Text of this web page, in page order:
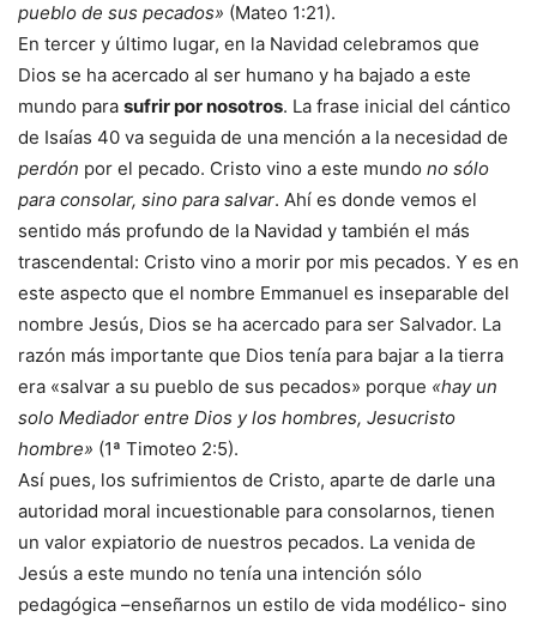
pueblo de sus pecados» (Mateo 1:21).
En tercer y último lugar, en la Navidad celebramos que
Dios se ha acercado al ser humano y ha bajado a este
mundo para sufrir por nosotros. La frase inicial del cántico
de Isaías 40 va seguida de una mención a la necesidad de
perdón por el pecado. Cristo vino a este mundo no sólo
para consolar, sino para salvar. Ahí es donde vemos el
sentido más profundo de la Navidad y también el más
trascendental: Cristo vino a morir por mis pecados. Y es en
este aspecto que el nombre Emmanuel es inseparable del
nombre Jesús, Dios se ha acercado para ser Salvador. La
razón más importante que Dios tenía para bajar a la tierra
era «salvar a su pueblo de sus pecados» porque «hay un
solo Mediador entre Dios y los hombres, Jesucristo
hombre» (1ª Timoteo 2:5).
Así pues, los sufrimientos de Cristo, aparte de darle una
autoridad moral incuestionable para consolarnos, tienen
un valor expiatorio de nuestros pecados. La venida de
Jesús a este mundo no tenía una intención sólo
pedagógica –enseñarnos un estilo de vida modélico- sino